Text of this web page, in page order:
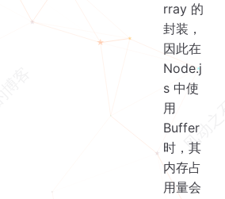
rray 的
封装，
因此在
Node.j
s 中使
用
Buffer
时，其
内存占
用量会